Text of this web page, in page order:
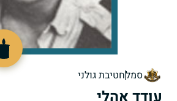
סמלחטיבת גולני